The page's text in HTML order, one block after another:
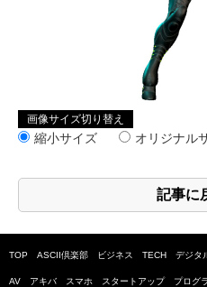
画像サイズ切り替え
縮小サイズ オリジナル
記事に
TOP ASCII倶楽部 ビジネス TECH デジタ
AV アキバ スマホ スタートアップ プログ